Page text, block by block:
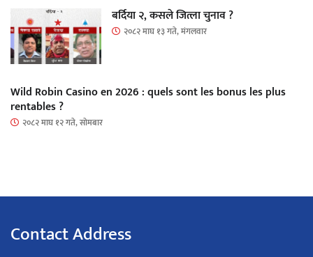
बर्दिया २, कसले जित्ला चुनाव ?
२०८२ माघ १३ गते, मंगलवार
Wild Robin Casino en 2026 : quels sont les bonus les plus
rentables ?
२०८२ माघ १२ गते, सोमबार
Contact Address